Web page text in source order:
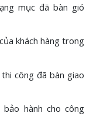
mục đã bàn gió
khách hàng trong
công đã bàn giao
hành cho công